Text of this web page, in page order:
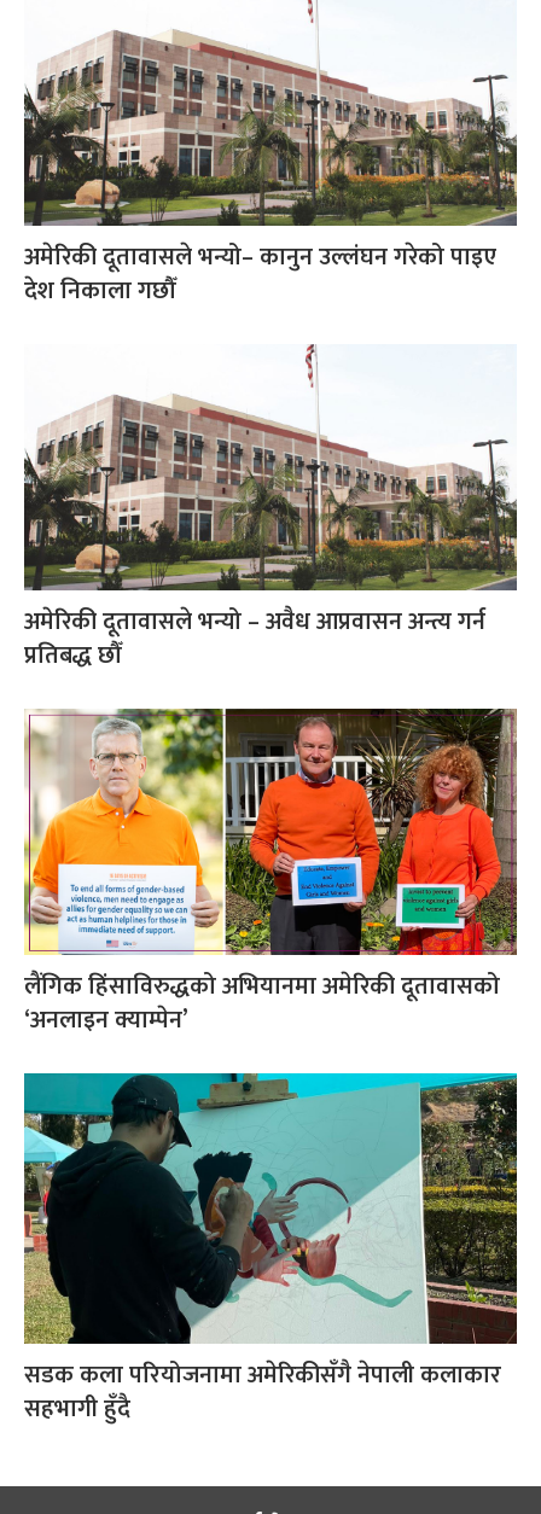
अमेरिकी दूतावासले भन्यो– कानुन उल्लंघन गरेको पाइए
देश निकाला गछौँ
अमेरिकी दूतावासले भन्यो – अवैध आप्रवासन अन्त्य गर्न
प्रतिबद्ध छौँ
लैंगिक हिंसाविरुद्धको अभियानमा अमेरिकी दूतावासको
‘अनलाइन क्याम्पेन’
सडक कला परियोजनामा अमेरिकीसँगै नेपाली कलाकार
सहभागी हुँदै